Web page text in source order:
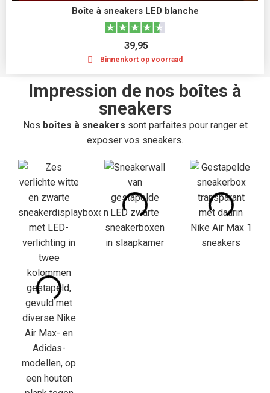
Boîte à sneakers LED blanche
39,95
Binnenkort op voorraad
Impression de nos boîtes à
sneakers
Nos boîtes à sneakers sont parfaites pour ranger et
exposer vos sneakers.